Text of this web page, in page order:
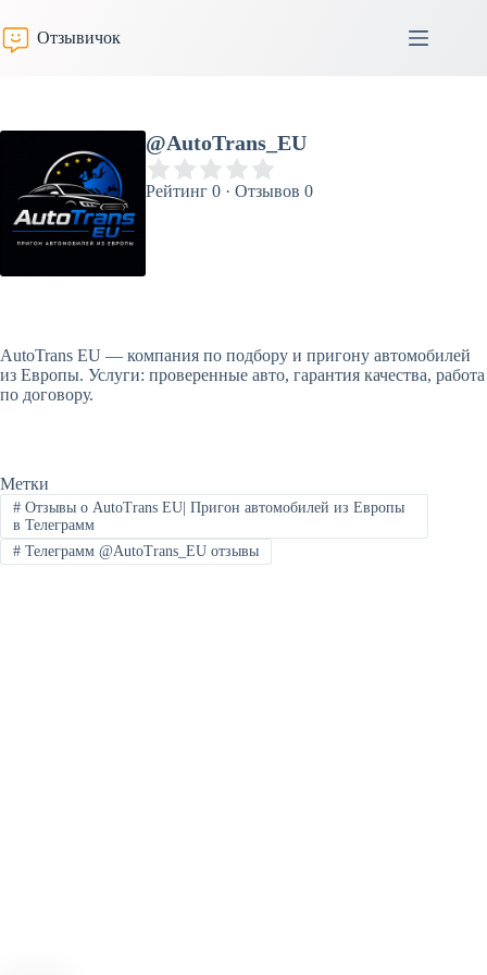
к
сути
Отзывичок
@AutoTrans_EU
Рейтинг 0 · Отзывов 0
AutoTrans EU — компания по подбору и пригону автомобилей
из Европы. Услуги: проверенные авто, гарантия качества, работа
по договору.
Метки
#Отзывы о AutoTrans EU| Пригон автомобилей из Европы
в Телеграмм
#Телеграмм @AutoTrans_EU отзывы